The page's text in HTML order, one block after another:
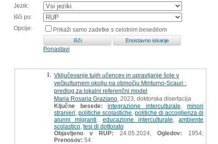
Jezik:
Išči po:
Opcije:
Prikaži samo zadetke s celotnim besedilom
Ponastavi
1. Vključevanje tujih učencev in upravljanje šole v
večkulturnem okolju na območju Minturno-Scauri :
predlog za lokalni referenčni model
Maria Rosaria Graziano , 2023, doktorska disertacija
Ključne besede:
integrazione interculturale
minori
stranieri politiche scolastiche politiche di accoglienza di
alunni migranti
educazione interculturale
ambiente
scolastico tesi di dottorato
Objavljeno v RUP: 24.05.2024;Ogledov:
1954;
Prenosov: 54